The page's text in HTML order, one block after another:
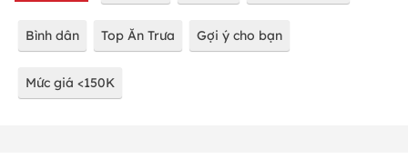
Bình dân Top Ăn Trưa Gợi ý cho bạn
Mức giá <150K